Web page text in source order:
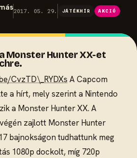
2017. 05. 29. JÁTÉKHÍR AKCIÓ
Monster Hunter XX-et
CvzTD\_RYDXs A Capcom
a hírt, mely szerint a Nintendo
a Monster Hunter XX. A
zajlott Monster Hunter
bajnokságon tudhattunk meg
1080p dockolt, míg 720p